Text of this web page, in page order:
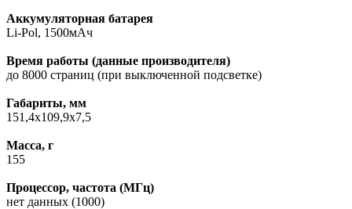
Аккумуляторная батарея
Li-Pol, 1500мАч
Время работы (данные производителя)
до 8000 страниц (при выключенной подсветке)
Габариты, мм
151,4x109,9x7,5
Масса, г
155
Процессор, частота (МГц)
нет данных (1000)